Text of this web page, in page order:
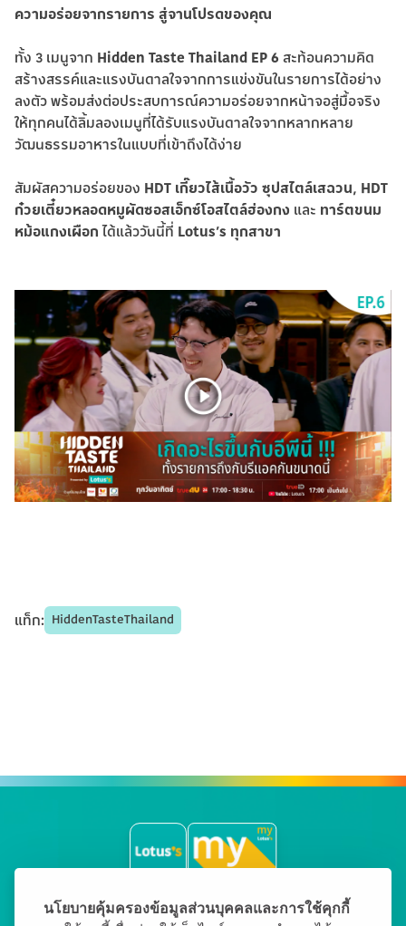
นโยบายคุ้มครองข้อมูลส่วนบุคคลและการใช้คุกกี้
ความอร่อยจากรายการ สู่จานโปรดของคุณ
ทั้ง 3 เมนูจาก Hidden Taste Thailand EP 6สะท้อนความคิด
สร้างสรรค์และแรงบันดาลใจจากการแข่งขันในรายการได้อย่าง
ลงตัว พร้อมส่งต่อประสบการณ์ความอร่อยจากหน้าจอสู่มื้อจริง
ให้ทุกคนได้ลิ้มลองเมนูที่ได้รับแรงบันดาลใจจากหลากหลาย
วัฒนธรรมอาหารในแบบที่เข้าถึงได้ง่าย
สัมผัสความอร่อยของ HDT เกี๊ยวไส้เนื้อวัว ซุปสไตล์เสฉวน, HDT
ก๋วยเตี๋ยวหลอดหมูผัดซอสเอ็กซ์โอสไตล์ฮ่องกง และ ทาร์ตขนม
หม้อแกงเผือกได้แล้ววันนี้ที่ Lotus’s ทุกสาขา
แท็ก: HiddenTasteThailand